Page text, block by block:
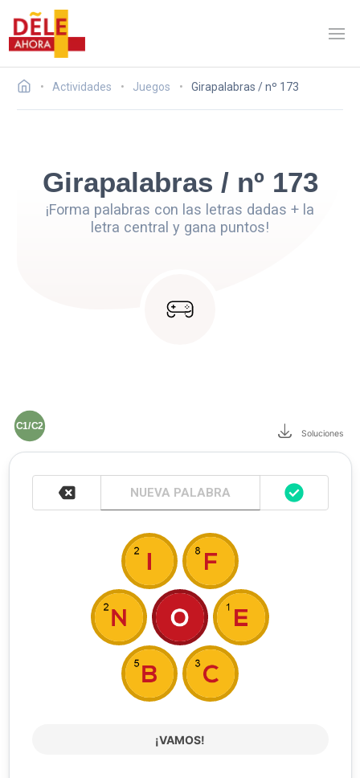
Actividades Juegos Girapalabras / nº 173
Girapalabras / nº 173
¡Forma palabras con las letras dadas + la
letra central y gana puntos!
C1/C2
Soluciones
¡VAMOS!